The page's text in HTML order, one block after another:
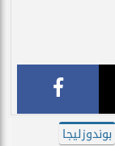
بوندوزليجا